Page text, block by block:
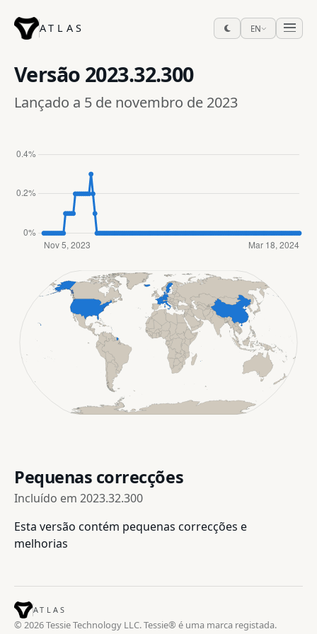
ATLAS EN
Versão 2023.32.300
Lançado a 5 de novembro de 2023
Pequenas correcções
Incluído em 2023.32.300
Esta versão contém pequenas correcções e
melhorias
ATLAS
© 2026 Tessie Technology LLC. Tessie® é uma marca registada.